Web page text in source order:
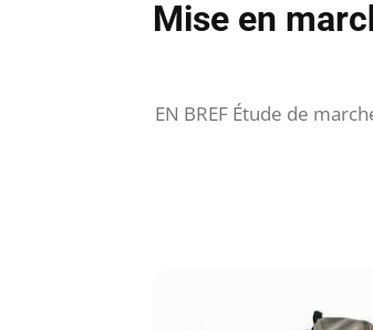
Mise en
EN BREF Étude de